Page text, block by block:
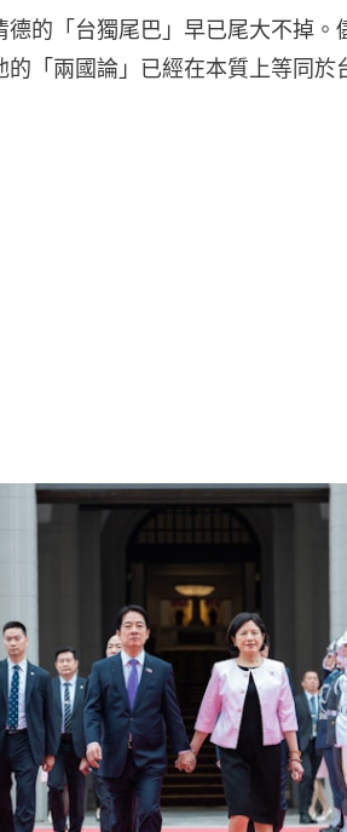
德的「台獨尾巴」早已尾大不掉。
的「兩國論」已經在本質上等同於